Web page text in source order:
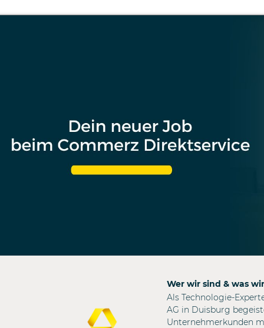
Wer wir sind & was
Als Technologie-
AG in Duisburg
Unternehmerkunden